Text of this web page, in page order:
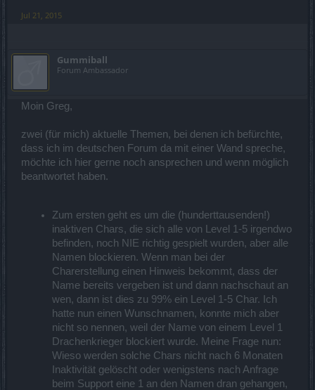
Jul 21, 2015
Gummiball
Forum Ambassador
Moin Greg,
zwei (für mich) aktuelle Themen, bei denen ich befürchte,
dass ich im deutschen Forum da mit einer Wand spreche,
möchte ich hier gerne noch ansprechen und wenn möglich
beantwortet haben.
Zum ersten geht es um die (hunderttausenden!)
inaktiven Chars, die sich alle von Level 1-5 irgendwo
befinden, noch NIE richtig gespielt wurden, aber alle
Namen blockieren. Wenn man bei der
Charerstellung einen Hinweis bekommt, dass der
Name bereits vergeben ist und dann nachschaut an
wen, dann ist dies zu 99% ein Level 1-5 Char. Ich
hatte nun einen Wunschnamen, konnte mich aber
nicht so nennen, weil der Name von einem Level 1
Drachenkrieger blockiert wurde. Meine Frage nun:
Wieso werden solche Chars nicht nach 6 Monaten
Inaktivität gelöscht oder wenigstens nach Anfrage
beim Support eine 1 an den Namen dran gehangen,